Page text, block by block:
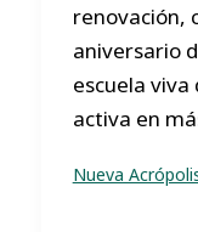
renovación,
aniversario
escuela viva
activa en
Nueva